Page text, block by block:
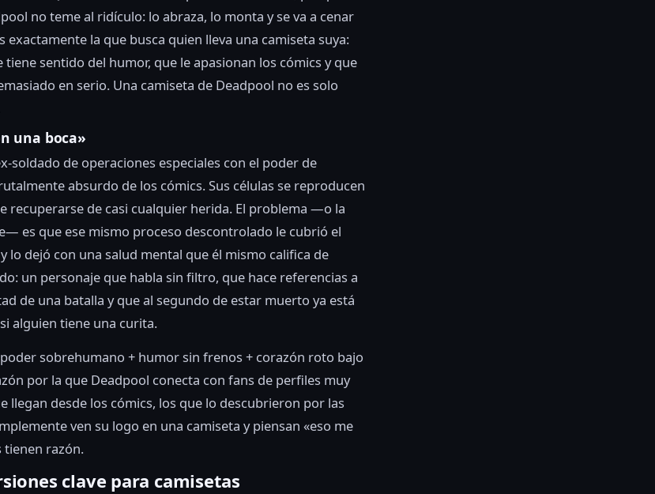
no teme al ridículo: lo abraza, lo monta y se va a cenar
exactamente la que busca quien lleva una camiseta suya:
sentido del humor, que le apasionan los cómics y que
en serio. Una camiseta de Deadpool no es solo
una boca»
soldado de operaciones especiales con el poder de
absurdo de los cómics. Sus células se reproducen
recuperarse de casi cualquier herida. El problema —o la
es que ese mismo proceso descontrolado le cubrió el
lo dejó con una salud mental que él mismo califica de
un personaje que habla sin filtro, que hace referencias a
de una batalla y que al segundo de estar muerto ya está
alguien tiene una curita.
sobrehumano + humor sin frenos + corazón roto bajo
por la que Deadpool conecta con fans de perfiles muy
llegan desde los cómics, los que lo descubrieron por las
ven su logo en una camiseta y piensan «eso me
tienen razón.
clave para camisetas